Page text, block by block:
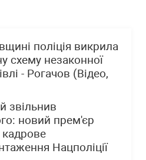
поліція викрила
схему незаконної
- Рогачов (Відео,
звільнив
новий прем'єр
Нацполіції